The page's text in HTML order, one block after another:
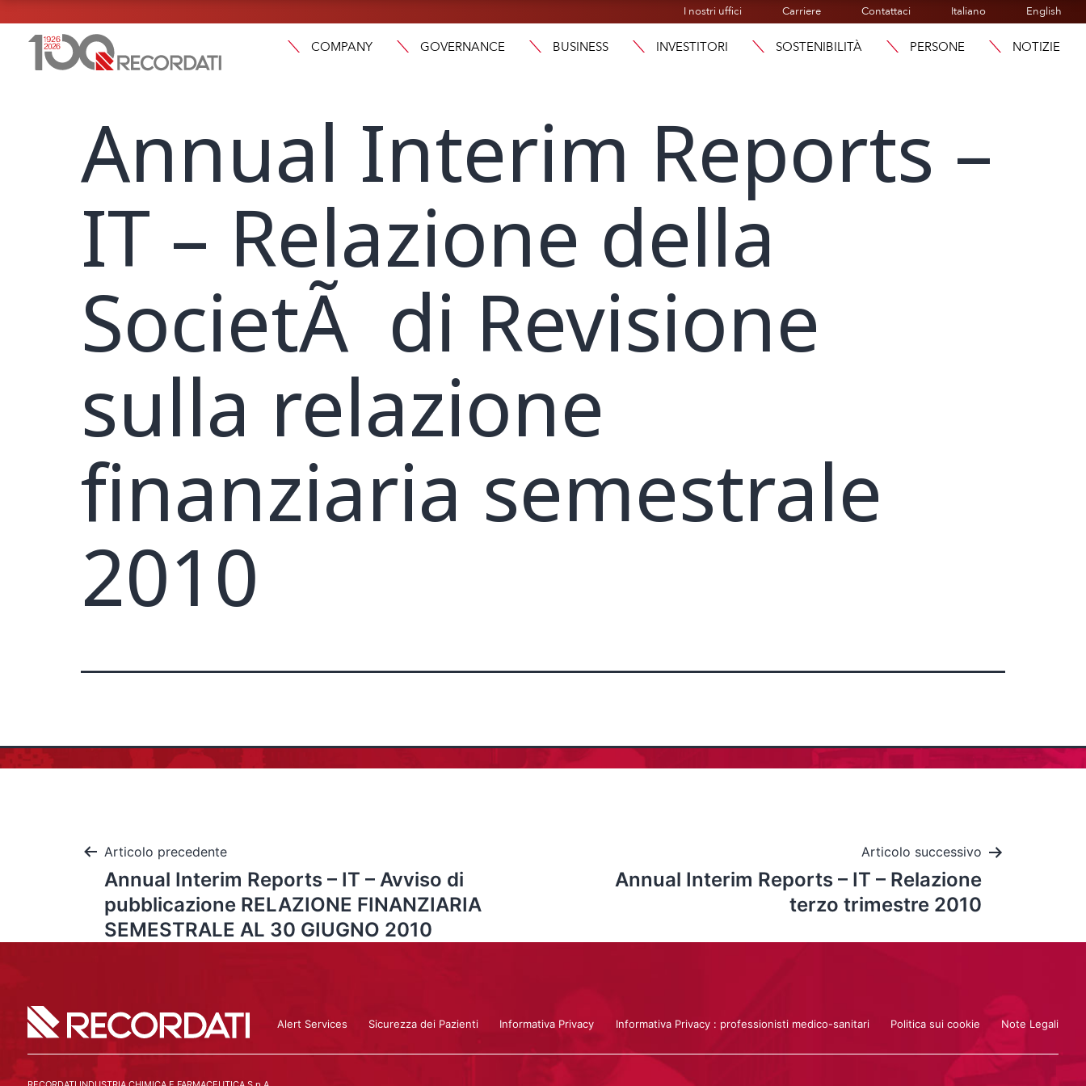
I nostri uffici Carriere Contattaci Italiano English
COMPANY GOVERNANCE BUSINESS INVESTITORI SOSTENIBILITÀ PERSONE NOTIZIE
Annual Interim Reports –
IT – Relazione della
SocietÃ di Revisione
sulla relazione
finanziaria semestrale
2010
Articolo precedente
Annual Interim Reports – IT – Avviso di
pubblicazione RELAZIONE FINANZIARIA
SEMESTRALE AL 30 GIUGNO 2010
Articolo successivo
Annual Interim Reports – IT – Relazione
terzo trimestre 2010
Alert Services Sicurezza dei Pazienti Informativa Privacy Informativa Privacy : professionisti medico-sanitari Politica sui cookie Note Legali